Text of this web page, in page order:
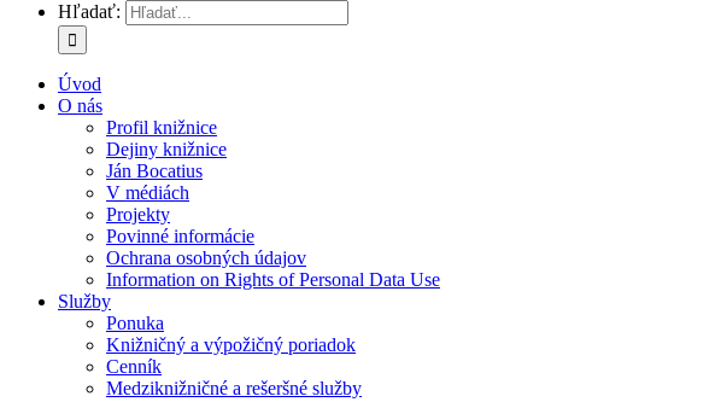
Hľadať:
Úvod
O nás
Profil knižnice
Dejiny knižnice
Ján Bocatius
V médiách
Projekty
Povinné informácie
Ochrana osobných údajov
Information on Rights of Personal Data Use
Služby
Ponuka
Knižničný a výpožičný poriadok
Cenník
Medziknižničné a rešeršné služby